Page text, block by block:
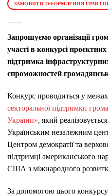
ЗАМОВИТИ ОФОРМЛЕННЯ
Запрошуємо організації
участі в конкурсі
підтримка
спроможностей
Конкурс проводиться у
секторальної підтримки
України», який
Українським незалежним
Центром демократії та
підтримці американського
США з міжнародного
За допомогою цього